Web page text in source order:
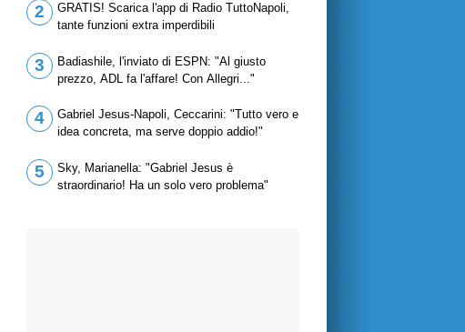
2
GRATIS! Scarica l'app di Radio TuttoNapoli,
tante funzioni extra imperdibili
3
Badiashile, l'inviato di ESPN: "Al giusto
prezzo, ADL fa l'affare! Con Allegri..."
4
Gabriel Jesus-Napoli, Ceccarini: "Tutto vero e
idea concreta, ma serve doppio addio!"
5
Sky, Marianella: "Gabriel Jesus è
straordinario! Ha un solo vero problema"